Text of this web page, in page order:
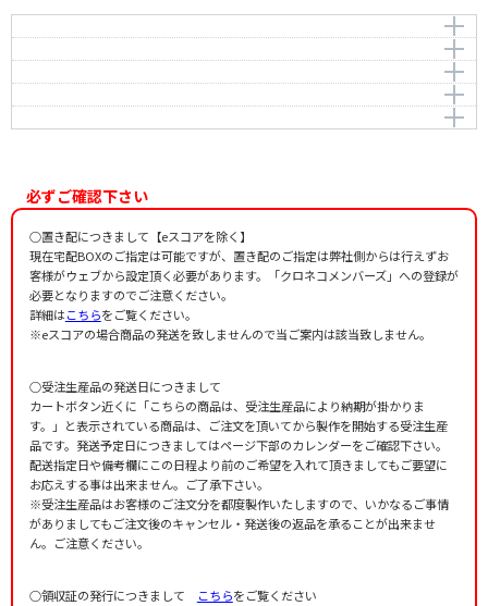
沈黙の名
作曲者：寺嶋陸也
Terashima，Rikuya
作詞者：谷川 俊太郎
Tanikawa，Shuntaro
川
作曲者：寺嶋陸也
Terashima，Rikuya
作詞者：谷川 俊太郎
夢の中の設計図
作曲者：寺嶋陸也
Terashima，Rikuya
ことば
作曲者：寺嶋陸也
Tanikawa，Shuntaro
石と光
作詞者：谷川 俊太郎
必ずご確認下さい
○置き配につきまして【eスコアを除く】
現在宅配BOXのご指定は可能ですが、置き配のご指定は弊社側からは行えずお
客様がウェブから設定頂く必要があります。「クロネコメンバーズ」への登録が
必要となりますのでご注意ください。
詳細はこちらをご覧ください。
※eスコアの場合商品の発送を致しませんので当ご案内は該当致しません。
○受注生産品の発送日につきまして
カートボタン近くに「こちらの商品は、受注生産品により納期が掛かりま
す。」と表示されている商品は、ご注文を頂いてから製作を開始する受注生産
品です。発送予定日につきましてはページ下部のカレンダーをご確認下さい。
配送指定日や備考欄にこの日程より前のご希望を入れて頂きましてもご要望に
お応えする事は出来ません。ご了承下さい。
※受注生産品はお客様のご注文分を都度製作いたしますので、いかなるご事情
がありましてもご注文後のキャンセル・発送後の返品を承ることが出来ませ
ん。ご注意ください。
○領収証の発行につきまして こちらをご覧ください